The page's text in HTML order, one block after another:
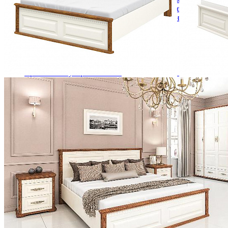
Кровати двуспальные с подъемным механизмом
Кровати полутороспальные с подъемным
Зеркала
Комоды
Кровати двуспальные
Кровати металлические
Решетки и настилы под матрас
Спальные гарнитуры
Тахта
Туалетные столики
Тумбы прикроватные
Шкафы для одежды
Антресоли на шкаф
Полки и ящики в шкаф для одежды
Шкаф 1-дверный для одежды и белья
Шкафы 2-х дверные для одежды и белья
Шкафы 3-х дверные для одежды и белья
Шкафы 4-х дверные для одежды и белья
Шкафы 5-ти дверные для одежды и белья
Шкафы 6-ти дверные для одежды и белья
Шкафы купе для одежды и белья
Шкафы угловые для одежды и белья